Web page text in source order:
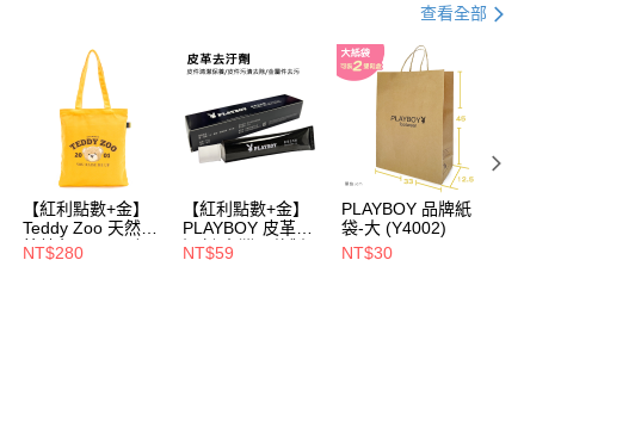
用戶於交易時，得透過本服務購買商品或服務，並由商店將買賣／分期付
款買賣價金債權讓與本公司後，依約使用本公司帳單繳交帳款。
2.基於同意付款使用「大哥付你分期」之契約關係目的，商店將以您的個人
資料（包含姓名、電話或地址）提供予台灣大哥大進項蒐集、處理及利
用，由本公司與您本人進行分期帳單所需資料之確認、核對及更正。
3.完整用戶服務條款，請詳閱以下連結：
https://oppay.tw/userRule
付款後萊爾富取貨
每筆NT$100，滿NT$700(含以上)免運費
7-11取貨付款
每筆NT$100，滿NT$900(含以上)免運費
付款後7-11取貨
每筆NT$100，滿NT$700(含以上)免運費
查看全部
【紅利點數+金】
Teddy Zoo 天然全
棉純色Friendly帆
布袋-黃色
NT$280
【紅利點數+金】
PLAYBOY 皮革去
污劑(台灣哥倫製)-
(Y4003)
NT$59
PLAYBOY 品牌紙
袋-大 (Y4002)
NT$30